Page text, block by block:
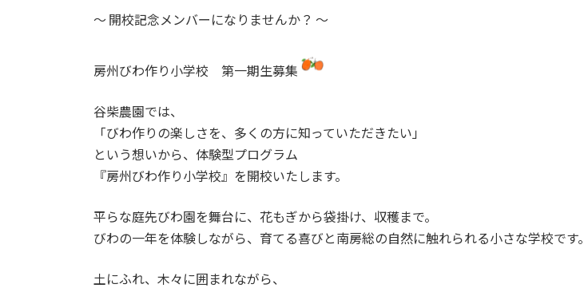
新
～ 開校記念メンバーになりませんか？ ～
房州びわ作り小学校 第一期生募集
谷柴農園では、
「びわ作りの楽しさを、多くの方に知っていただきたい」
という想いから、体験型プログラム
『房州びわ作り小学校』を開校いたします。
平らな庭先びわ園を舞台に、花もぎから袋掛け、収穫まで。
びわの一年を体験しながら、育てる喜びと南房総の自然に触れられる小さな学校です。
土にふれ、木々に囲まれながら、